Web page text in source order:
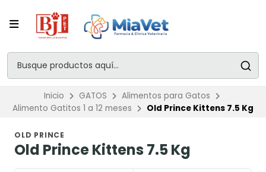
Inicio GATOS
Alimentos para Gatos
Alimento Gatitos 1 a 12 meses
Old Prince Kittens 7.5 Kg
OLD PRINCE
Old Prince Kittens 7.5 Kg